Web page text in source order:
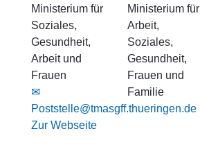
Ministerium für
Soziales,
Gesundheit,
Arbeit und
Frauen
✉
Poststelle@tmasgff.thueringen.de
Zur Webseite
Ministerium für
Arbeit,
Soziales,
Gesundheit,
Frauen und
Familie